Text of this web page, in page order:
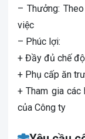
– Thưởng:
việc
– Phúc lợi:
+ Đầy đủ chế độ
+ Phụ cấp ăn
+ Tham gia
của Công ty